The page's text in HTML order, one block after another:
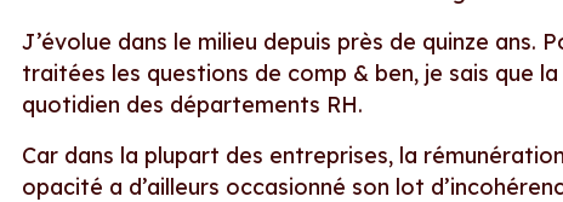
J’évolue dans le milieu depuis près de quinze
traitées les questions de comp & ben, je sais que
quotidien des départements RH.
Car dans la plupart des entreprises, la
opacité a d’ailleurs occasionné son lot